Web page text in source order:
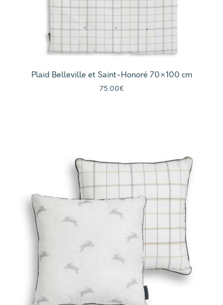
Plaid Belleville et Saint-Honoré 70×100 cm
75.00€